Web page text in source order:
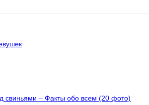
свиньями – Факты обо всем (20 фото)